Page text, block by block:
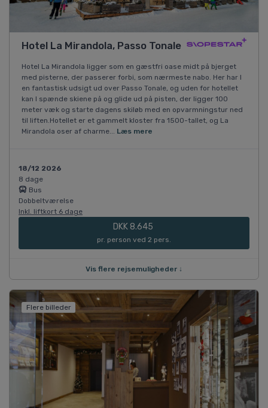
Hotel La Mirandola, Passo Tonale
Hotel La Mirandola ligger som en gæstfri oase midt på bjerget
med pisterne, der passerer forbi, som nærmeste nabo. Her har I
en fantastisk udsigt ud over Passo Tonale, og uden for hotellet
kan I spænde skiene på og glide ud på pisten, der ligger 100
meter væk og starte dagens skiløb med en opvarmningstur ned
til liften.Hotellet er et gammelt kloster fra 1500-tallet, og La
Mirandola oser af charme... Læs mere
18/12 2026
8 dage
Bus
Dobbeltværelse
Inkl. liftkort 6 dage
DKK 8.645
pr. person ved 2 pers.
Vis flere rejsemuligheder ↓
Flere billeder